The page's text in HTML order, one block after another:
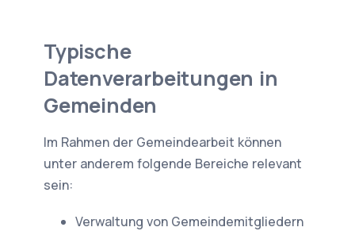
Typische
Datenverarbeitungen in
Gemeinden
Im Rahmen der Gemeindearbeit können
unter anderem folgende Bereiche relevant
sein:
Verwaltung von Gemeindemitgliedern